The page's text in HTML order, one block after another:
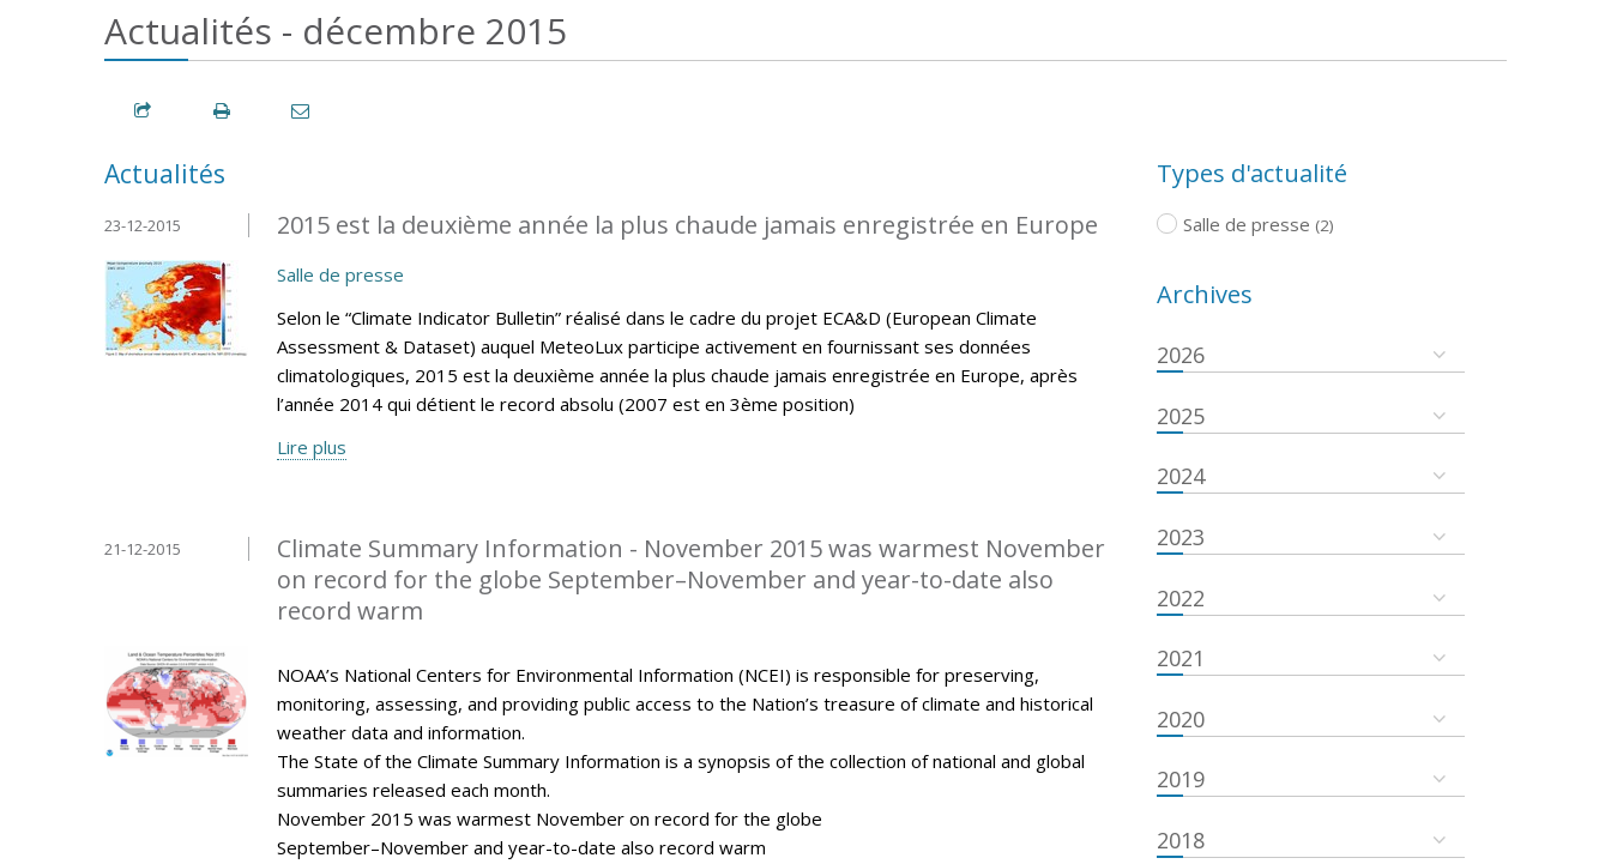
Actualités - décembre 2015
Actualités
2015 est la deuxième année la plus chaude jamais enregistrée en Europe
23-12-2015
Salle de presse
Selon le “Climate Indicator Bulletin” réalisé dans le cadre du projet ECA&D (European Climate
Assessment & Dataset) auquel MeteoLux participe activement en fournissant ses données
climatologiques, 2015 est la deuxième année la plus chaude jamais enregistrée en Europe, après
l’année 2014 qui détient le record absolu (2007 est en 3ème position)
Lire plus
Climate Summary Information - November 2015 was warmest November
on record for the globe September–November and year-to-date also
record warm
21-12-2015
NOAA’s National Centers for Environmental Information (NCEI) is responsible for preserving,
monitoring, assessing, and providing public access to the Nation’s treasure of climate and historical
weather data and information.
The State of the Climate Summary Information is a synopsis of the collection of national and global
summaries released each month.
November 2015 was warmest November on record for the globe
September–November and year-to-date also record warm
Types d'actualité
Salle de presse (2)
Archives
2026
2025
2024
2023
2022
2021
2020
2019
2018